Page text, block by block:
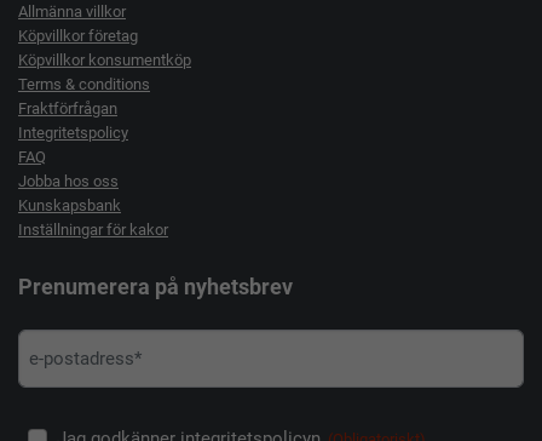
Allmänna villkor
Köpvillkor företag
Köpvillkor konsumentköp
Terms & conditions
Fraktförfrågan
Integritetspolicy
FAQ
Jobba hos oss
Kunskapsbank
Inställningar för kakor
Prenumerera på nyhetsbrev